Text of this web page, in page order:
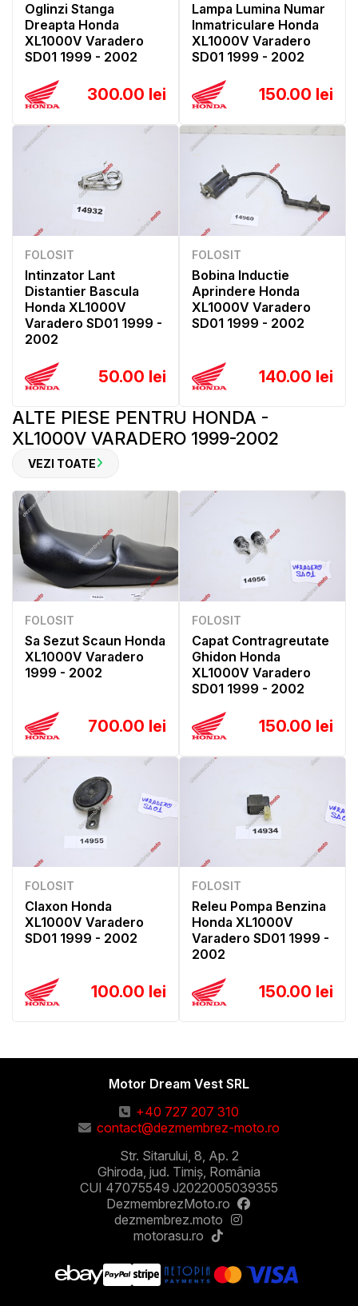
Oglinzi Stanga
Dreapta Honda
XL1000V Varadero
SD01 1999 - 2002
300.00 lei
Lampa Lumina Numar
Inmatriculare Honda
XL1000V Varadero
SD01 1999 - 2002
150.00 lei
FOLOSIT
Intinzator Lant
Distantier Bascula
Honda XL1000V
Varadero SD01 1999 -
2002
50.00 lei
FOLOSIT
Bobina Inductie
Aprindere Honda
XL1000V Varadero
SD01 1999 - 2002
140.00 lei
ALTE PIESE PENTRU HONDA -
XL1000V VARADERO 1999-2002
VEZI TOATE
FOLOSIT
Sa Sezut Scaun Honda
XL1000V Varadero
1999 - 2002
700.00 lei
FOLOSIT
Capat Contragreutate
Ghidon Honda
XL1000V Varadero
SD01 1999 - 2002
150.00 lei
FOLOSIT
Claxon Honda
XL1000V Varadero
SD01 1999 - 2002
100.00 lei
FOLOSIT
Releu Pompa Benzina
Honda XL1000V
Varadero SD01 1999 -
2002
150.00 lei
Motor Dream Vest SRL
+40 727 207 310
contact@dezmembrez-moto.ro
Str. Sitarului, 8, Ap. 2
Ghiroda, jud. Timiș, România
CUI 47075549 J2022005039355
DezmembrezMoto.ro
dezmembrez.moto
motorasu.ro